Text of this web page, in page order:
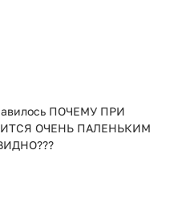
ПОЧЕМУ ПРИ
ОЧЕНЬ ПАЛЕНЬКИМ